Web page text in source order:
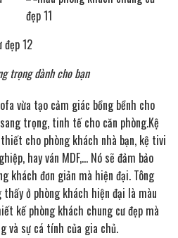
trọng dành cho bạn
vừa tạo cảm giác bồng bềnh cho
trọng, tinh tế cho căn phòng.Kệ
cho phòng khách nhà bạn, kệ tivi
hay ván MDF,… Nó sẽ đảm bảo
khách đơn giản mà hiện đại. Tông
ở phòng khách hiện đại là màu
kế phòng khách chung cư đẹp mà
và sự cá tính của gia chủ.